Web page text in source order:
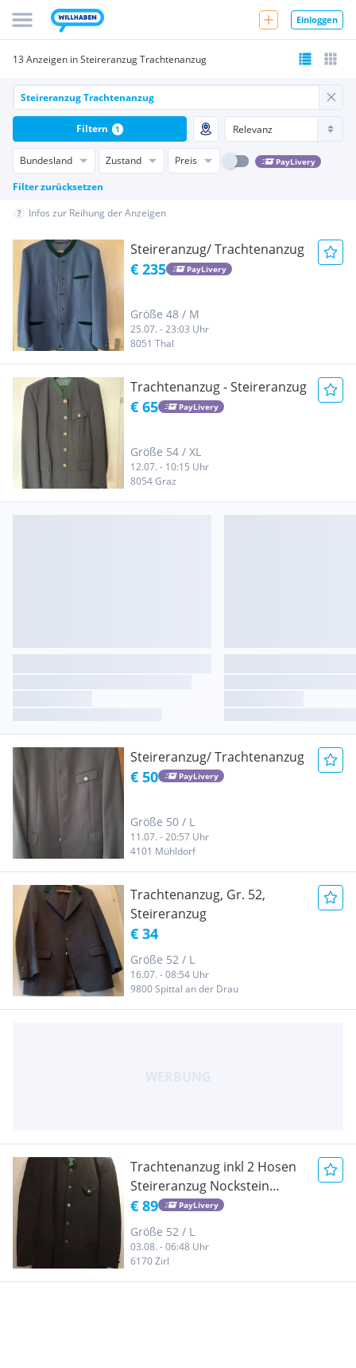
Einloggen
13 Anzeigen in Steireranzug Trachtenanzug
Bundesland Zustand Preis PayLivery
Filter zurücksetzen
Filtern 1
Infos zur Reihung der Anzeigen
Steireranzug/ Trachtenanzug
€ 235 PayLivery
Größe 48 / M
25.07. - 23:03 Uhr
8051 Thal
Trachtenanzug - Steireranzug
€ 65 PayLivery
Größe 54 / XL
12.07. - 10:15 Uhr
8054 Graz
Steireranzug/ Trachtenanzug
€ 50 PayLivery
Größe 50 / L
11.07. - 20:57 Uhr
4101 Mühldorf
Trachtenanzug, Gr. 52,
Steireranzug
€ 34
Größe 52 / L
16.07. - 08:54 Uhr
9800 Spittal an der Drau
Trachtenanzug inkl 2 Hosen
Steireranzug Nockstein
Trachten
€ 89 PayLivery
Größe 52 / L
03.08. - 06:48 Uhr
6170 Zirl